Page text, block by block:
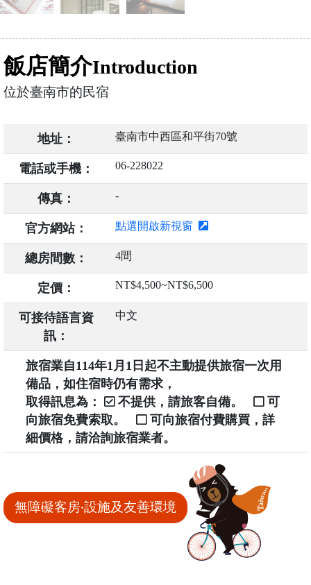
飯店簡介Introduction
位於臺南市的民宿
地址： 臺南市中西區和平街70號
電話或手機： 06-228022
傳真： -
官方網站： 點選開啟新視窗
總房間數： 4間
定價： NT$4,500~NT$6,500
可接待語言資
訊：
中文
旅宿業自114年1月1日起不主動提供旅宿一次用
備品，如住宿時仍有需求，
取得訊息為：
不提供，請旅客自備。
可
向旅宿免費索取。
可向旅宿付費購買，詳
細價格，請洽詢旅宿業者。
無障礙客房‧設施及友善環境